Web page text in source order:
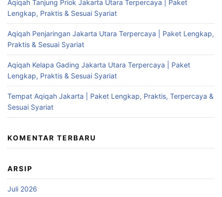
Aqiqah Tanjung Priok Jakarta Utara Terpercaya | Paket
Lengkap, Praktis & Sesuai Syariat
Aqiqah Penjaringan Jakarta Utara Terpercaya | Paket Lengkap,
Praktis & Sesuai Syariat
Aqiqah Kelapa Gading Jakarta Utara Terpercaya | Paket
Lengkap, Praktis & Sesuai Syariat
Tempat Aqiqah Jakarta | Paket Lengkap, Praktis, Terpercaya &
Sesuai Syariat
KOMENTAR TERBARU
ARSIP
Juli 2026